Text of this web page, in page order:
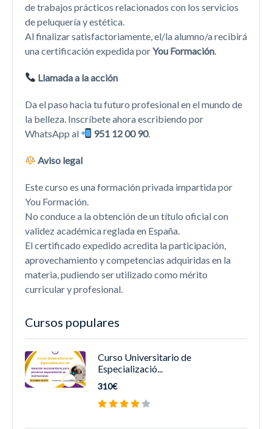
de trabajos prácticos relacionados con los servicios
de peluquería y estética.
Al finalizar satisfactoriamente, el/la alumno/a recibirá
una certificación expedida porYou Formación
Llamada a la acción
Da el paso hacia tu futuro profesional en el mundo de
la belleza. Inscríbete ahora escribiendo por
WhatsApp al
951 12 00 90.
Aviso legal
Este curso es una formación privada impartida por
You Formación.
No conduce a la obtención de un título oficial con
validez académica reglada en España.
El certificado expedido acredita la participación,
aprovechamiento y competencias adquiridas en la
materia, pudiendo ser utilizado como mérito
curricular y profesional.
Cursos populares
Curso Universitario de
Especializació...
310€